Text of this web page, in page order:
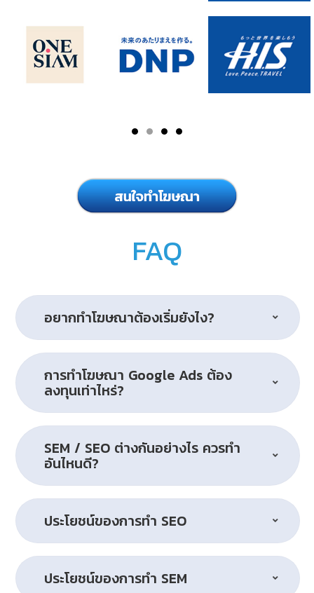
FAQ
อยากทำโฆษณาต้องเริ่มยังไง?
การทำโฆษณา Google Ads ต้อง
ลงทุนเท่าไหร่?
SEM / SEO ต่างกันอย่างไร ควรทำ
อันไหนดี?
ประโยชน์ของการทำ SEO
ประโยชน์ของการทำ SEM